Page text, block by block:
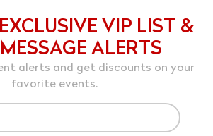
VIP LIST &
ALERTS
alerts and get discounts on your
favorite events.